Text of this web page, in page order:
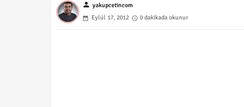
person yakupcetincom
Eylül 17, 2012
0 dakikada okunur